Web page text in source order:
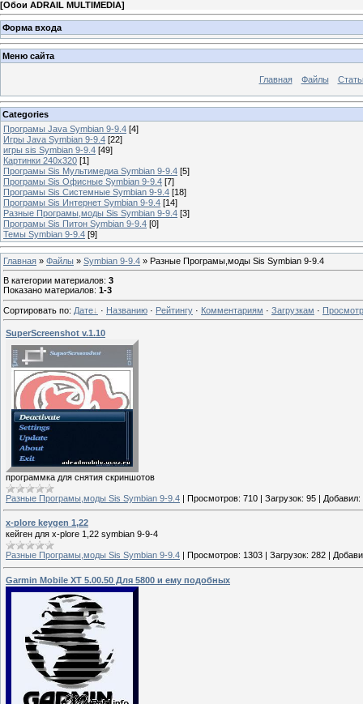
[Обои ADRAIL MULTIMEDIA]
Форма входа
Меню сайта
Главная Файлы
Categories
Програмы Java Symbian 9-9.4 [4]
Игры Java Symbian 9-9.4 [22]
игры sis Symbian 9-9.4 [49]
Картинки 240x320 [1]
Програмы Sis Мультимедиа Symbian 9-9.4 [5]
Програмы Sis Офисные Symbian 9-9.4 [7]
Програмы Sis Системные Symbian 9-9.4 [18]
Програмы Sis Интернет Symbian 9-9.4 [14]
Разные Програмы,моды Sis Symbian 9-9.4 [3]
Програмы Sis Питон Symbian 9-9.4 [0]
Темы Symbian 9-9.4 [9]
Главная » Файлы » Symbian 9-9.4 » Разные Програмы,моды Sis Symbian 9-9.4
В категории материалов: 3
Показано материалов: 1-3
Сортировать по: Дате · Названию · Рейтингу · Комментариям · Загрузкам ·
SuperScreenshot v.1.10
программка для снятия скриншотов
Разные Програмы,моды Sis Symbian 9-9.4 | Просмотров: 710 | Загрузок: 95 | Добавил:
x-plore keygen 1,22
кейген для x-plore 1,22 symbian 9-9-4
Разные Програмы,моды Sis Symbian 9-9.4 Просмотров: 1303 Загрузок: 282
Garmin Mobile XT 5.00.50 Для 5800 и ему подобных